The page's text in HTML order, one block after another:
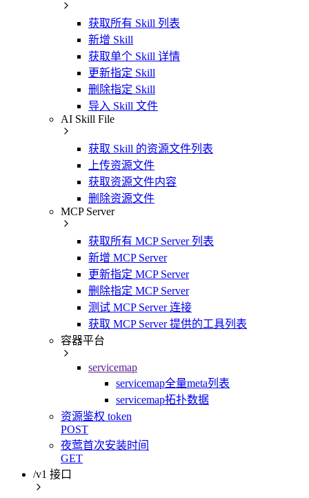
获取所有 Skill 列表
新增 Skill
获取单个 Skill 详情
更新指定 Skill
删除指定 Skill
导入 Skill 文件
AI Skill File
获取 Skill 的资源文件列表
上传资源文件
获取资源文件内容
删除资源文件
MCP Server
获取所有 MCP Server 列表
新增 MCP Server
更新指定 MCP Server
删除指定 MCP Server
测试 MCP Server 连接
获取 MCP Server 提供的工具列表
容器平台
servicemap
servicemap全量meta列表
servicemap拓扑数据
资源鉴权 token
POST
夜莺首次安装时间
GET
/v1 接口